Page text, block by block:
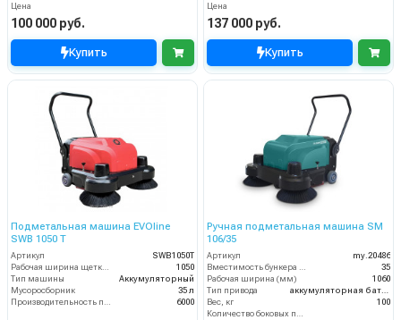
Цена
100 000 руб.
Купить
Цена
137 000 руб.
Купить
Подметальная машина EVOline
SWB 1050 T
Артикул
SWB1050T
Рабочая ширина щетки, мм
1050
Тип машины
Аккумуляторный
Мусоросборник
35 л
Производительность по площади (м2/ч)
6000
Ручная подметальная машина SM
106/35
Артикул
my.20486
Вместимость бункера (л)
35
Рабочая ширина (мм)
1060
Тип привода
аккумуляторная батарея
Вес, кг
100
Количество боковых подметальных щёток (шт)